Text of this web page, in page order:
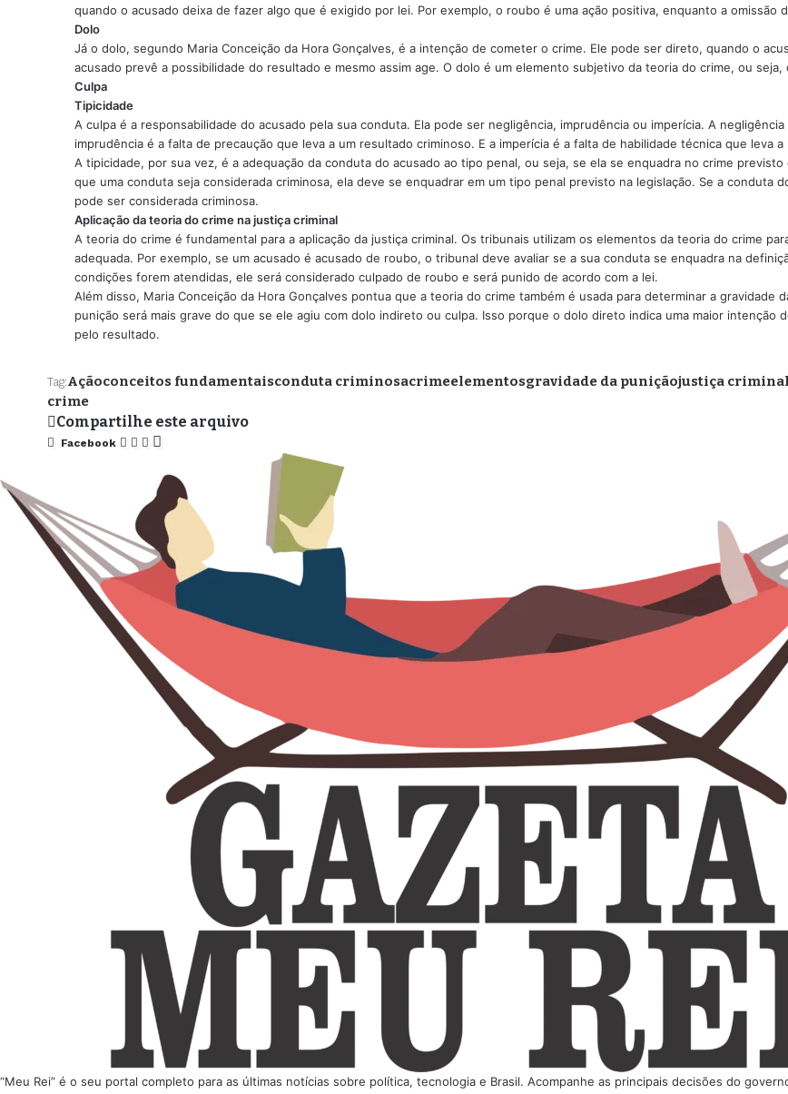
quando o acusado deixa de fazer algo que é exigido por lei. Por exemplo, o roubo é uma ação positiva, enquanto a omissão
Dolo
Já o dolo, segundo Maria Conceição da Hora Gonçalves, é a intenção de cometer o crime. Ele pode ser direto, quando o
acusado prevê a possibilidade do resultado e mesmo assim age. O dolo é um elemento subjetivo da teoria do crime, ou
Culpa
Tipicidade
A culpa é a responsabilidade do acusado pela sua conduta. Ela pode ser negligência, imprudência ou imperícia. A
imprudência é a falta de precaução que leva a um resultado criminoso. E a imperícia é a falta de habilidade técnica que leva
A tipicidade, por sua vez, é a adequação da conduta do acusado ao tipo penal, ou seja, se ela se enquadra no crime
que uma conduta seja considerada criminosa, ela deve se enquadrar em um tipo penal previsto na legislação. Se a conduta
pode ser considerada criminosa.
Aplicação da teoria do crime na justiça criminal
A teoria do crime é fundamental para a aplicação da justiça criminal. Os tribunais utilizam os elementos da teoria do crime
adequada. Por exemplo, se um acusado é acusado de roubo, o tribunal deve avaliar se a sua conduta se enquadra na
condições forem atendidas, ele será considerado culpado de roubo e será punido de acordo com a lei.
Além disso, Maria Conceição da Hora Gonçalves pontua que a teoria do crime também é usada para determinar a gravidade
punição será mais grave do que se ele agiu com dolo indireto ou culpa. Isso porque o dolo direto indica uma maior intenção
pelo resultado.
Tag:Açãoconceitos fundamentaisconduta criminosacrimeelementosgravidade da puniçãojustiça criminal
crime
Compartilhe este arquivo
Facebook
“Meu Rei” é o seu portal completo para as últimas notícias sobre política, tecnologia e Brasil. Acompanhe as principais decisões do